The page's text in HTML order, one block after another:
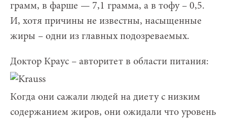
грамм, в фарше — 7,1 грамма, а в тофу – 0,5.
И, хотя причины не известны, насыщенные
жиры – одни из главных подозреваемых.
Доктор Краус – авторитет в области питания:
Когда они сажали людей на диету с низким
содержанием жиров, они ожидали что уровень